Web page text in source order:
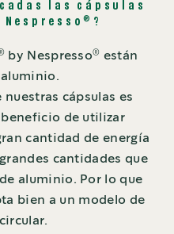
las cápsulas
Nespresso® ?
by Nespresso® están
aluminio.
nuestras cápsulas es
de utilizar
cantidad de energía
cantidades que
aluminio. Por lo que
bien a un modelo de